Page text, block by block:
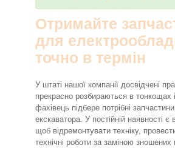
Отримайте
для
точно в термін
У штаті нашої компанії досвідчені
прекрасно розбираються в
фахівець підбере потрібні
екскаватора. У постійній наявності є
щоб відремонтувати техніку,
технічні роботи за заміною зношених